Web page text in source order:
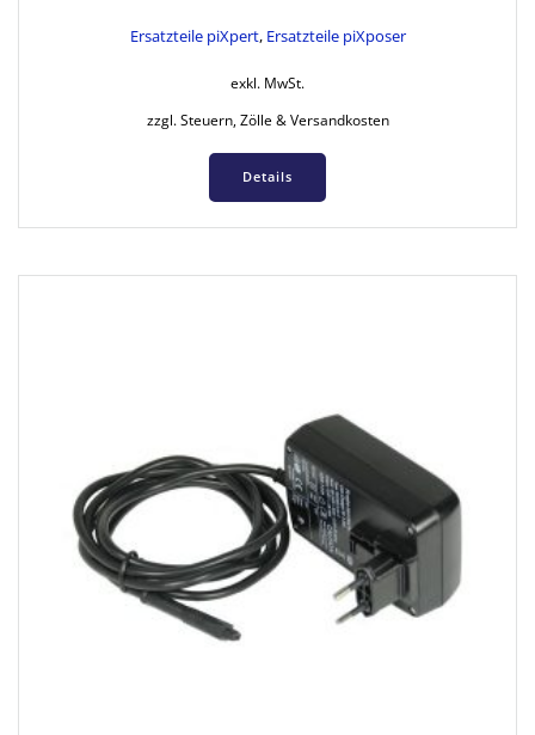
Ersatzteile piXpert, Ersatzteile piXposer
exkl. MwSt.
zzgl. Steuern, Zölle & Versandkosten
Details